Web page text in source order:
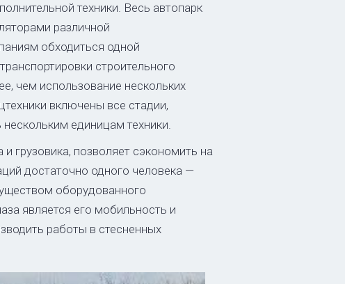
техники. Весь автопарк
различной
обходиться одной
строительного
чем использование нескольких
включены все стадии,
единицам техники.
грузовика, позволяет сэкономить на
достаточно одного человека —
оборудованного
является его мобильность и
работы в стесненных